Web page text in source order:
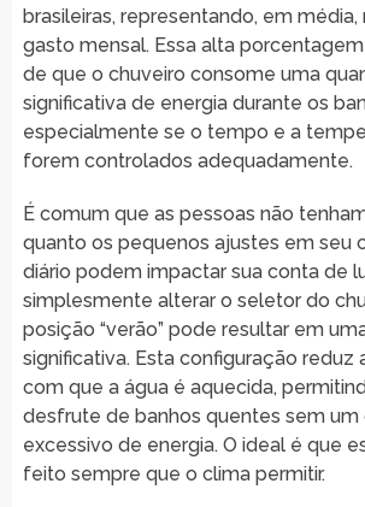
brasileiras, representando, em média,
gasto mensal. Essa alta
de que o chuveiro consome uma
significativa de energia durante os
especialmente se o tempo e a
forem controlados adequadamente.
É comum que as pessoas não
quanto os pequenos ajustes em seu
diário podem impactar sua conta de
simplesmente alterar o seletor do
posição “verão” pode resultar em
significativa. Esta configuração reduz
com que a água é aquecida,
desfrute de banhos quentes sem um
excessivo de energia. O ideal é que
feito sempre que o clima permitir.